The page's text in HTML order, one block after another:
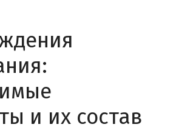
и их состав